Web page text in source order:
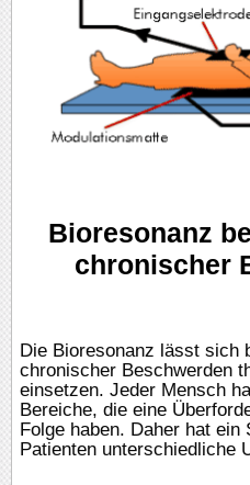
Bioresonanz
chronischer
Die Bioresonanz lässt sich
chronischer Beschwerden
einsetzen. Jeder Mensch
Bereiche, die eine
Folge haben. Daher hat ein
Patienten unterschiedliche